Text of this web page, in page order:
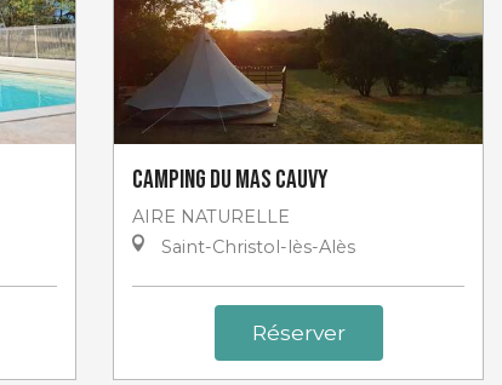
Camping du Mas Cauvy
AIRE NATURELLE
Saint-Christol-lès-Alès
Réserver